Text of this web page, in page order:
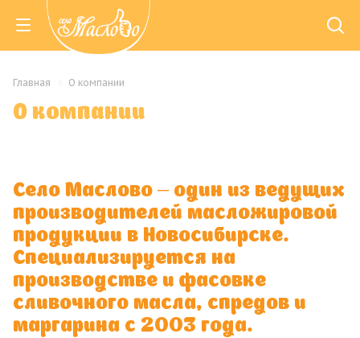
Главная О компании
О компании
Село Маслово – один из ведущих
производителей масложировой
продукции в Новосибирске.
Специализируется на
производстве и фасовке
сливочного масла, спредов и
маргарина с 2003 года.